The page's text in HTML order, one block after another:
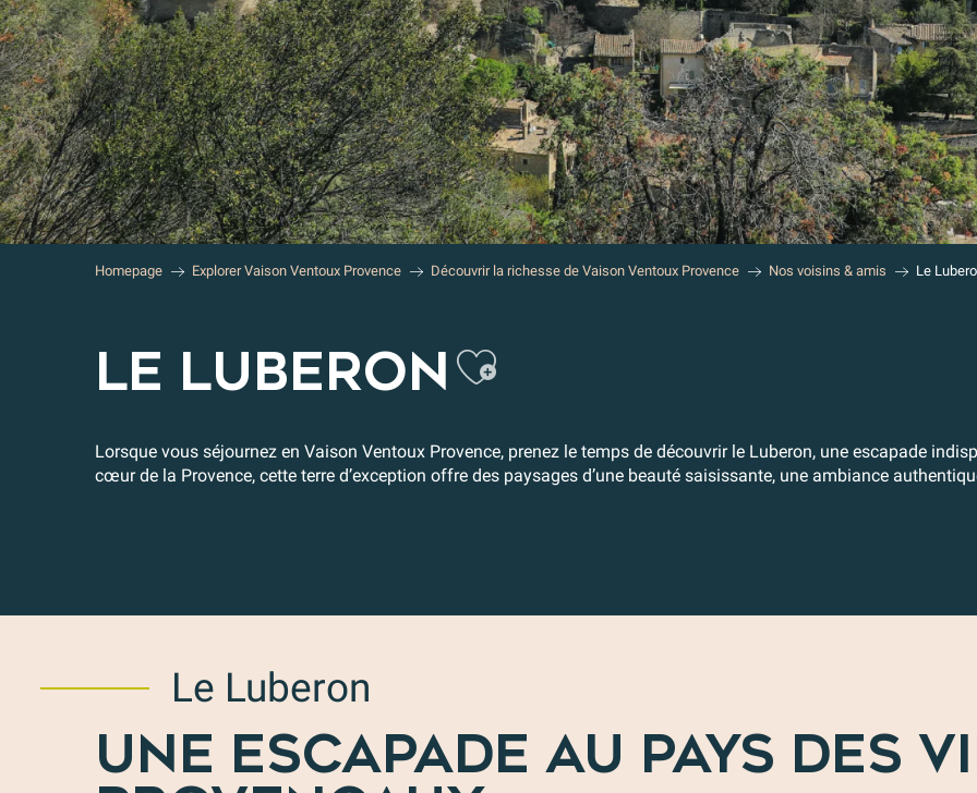
Homepage Explorer Vaison Ventoux Provence Découvrir la richesse de Vaison Ventoux Provence Nos voisins & amis Le
LE LUBERONAjouter aux
Lorsque vous séjournez en Vaison Ventoux Provence, prenez le temps de découvrir le Luberon, une escapade
cœur de la Provence, cette terre d’exception offre des paysages d’une beauté saisissante, une ambiance
Le Luberon
UNE ESCAPADE AU PAYS DES